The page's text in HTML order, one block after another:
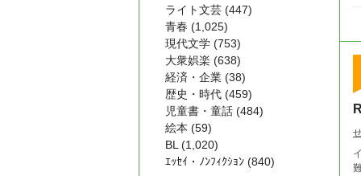
難
ライト文芸 (447)
青春 (1,025)
現代文学 (753)
大衆娯楽 (638)
経済・企業 (38)
歴史・時代 (459)
児童書・童話 (484)
絵本 (59)
BL (1,020)
ｴｯｾｲ・ﾉﾝﾌｨｸｼｮﾝ (840)